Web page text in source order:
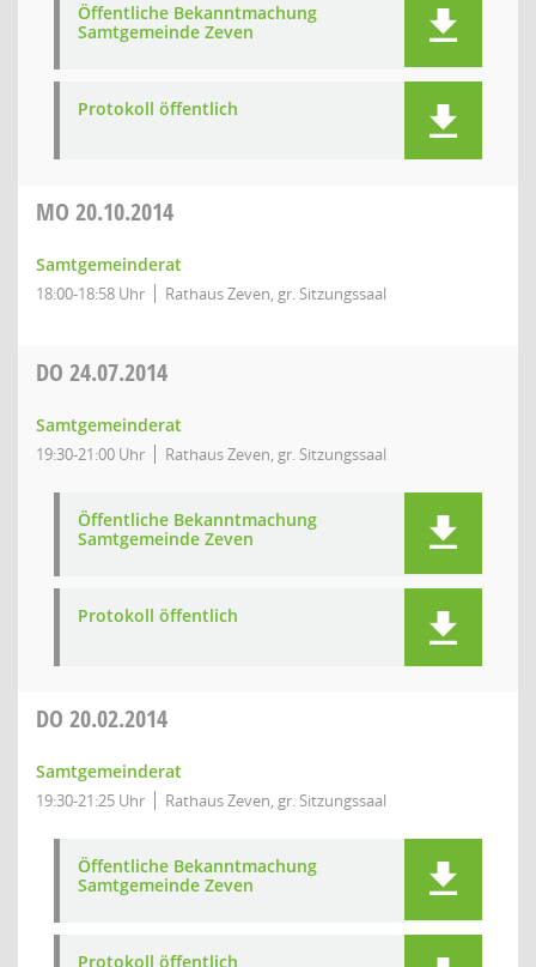
Öffentliche Bekanntmachung
Samtgemeinde Zeven
Protokoll öffentlich
MO 20.10.2014
Samtgemeinderat
18:00-18:58 Uhr Rathaus Zeven, gr. Sitzungssaal
DO 24.07.2014
Samtgemeinderat
19:30-21:00 Uhr Rathaus Zeven, gr. Sitzungssaal
Öffentliche Bekanntmachung
Samtgemeinde Zeven
Protokoll öffentlich
DO 20.02.2014
Samtgemeinderat
19:30-21:25 Uhr Rathaus Zeven, gr. Sitzungssaal
Öffentliche Bekanntmachung
Samtgemeinde Zeven
Protokoll öffentlich